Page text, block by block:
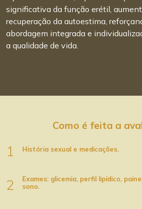
significativa da função erétil,
recuperação da autoestima,
abordagem integrada e
a qualidade de vida.
Como é feita a
1 História sexual e medicações.
2
Exames: glicemia, perfil lipídico,
sono.